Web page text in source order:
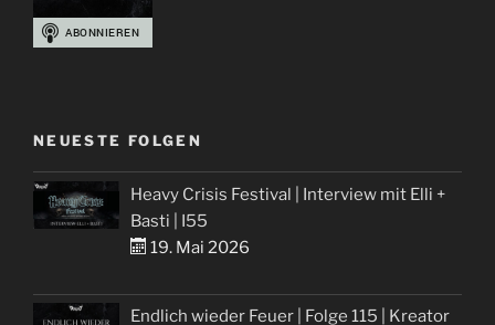
Folge
NEUESTE FOLGEN
Heavy Crisis Festival | Interview mit Elli +
Basti | I55
19. Mai 2026
Endlich wieder Feuer | Folge 115 | Kreator